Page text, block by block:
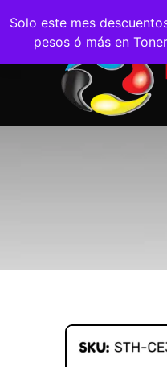
Solo este mes
pesos ó más en